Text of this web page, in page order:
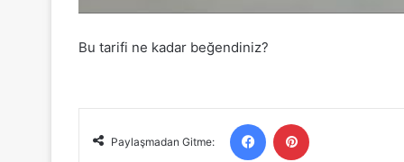
Bu tarifi ne kadar beğendiniz?
Paylaşmadan Gitme:
Facebook